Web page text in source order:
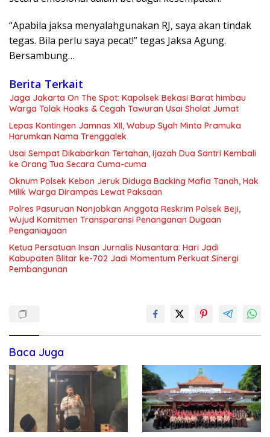
“Apabila jaksa menyalahgunakan RJ, saya akan tindak
tegas. Bila perlu saya pecat!” tegas Jaksa Agung.
Bersambung…
Berita Terkait
Jaga Jakarta On The Spot: Kapolsek Bekasi Barat himbau
Warga Tolak Hoaks & Cegah Tawuran Usai Sholat Jumat
Lepas Kontingen Jamnas XII, Wabup Syah Minta Pramuka
Harumkan Nama Trenggalek
Usai Sempat Dikabarkan Tertahan, Ijazah Dua Santri Kembali
ke Orang Tua Secara Cuma-cuma
Oknum Polsek Kebon Jeruk Diduga Backing Mafia Tanah, Hak
Milik Warga Dirampas Lewat Paksaan
Polres Pasuruan Nonjobkan Anggota Reskrim Polsek Beji,
Wujud Komitmen Transparansi Penanganan Dugaan
Penganiayaan
Ketua Persatuan Insan Jurnalis Nusantara: Hari Jadi
Kabupaten Blitar ke-702 Jadi Momentum Perkuat Sinergi
Pembangunan
Baca Juga